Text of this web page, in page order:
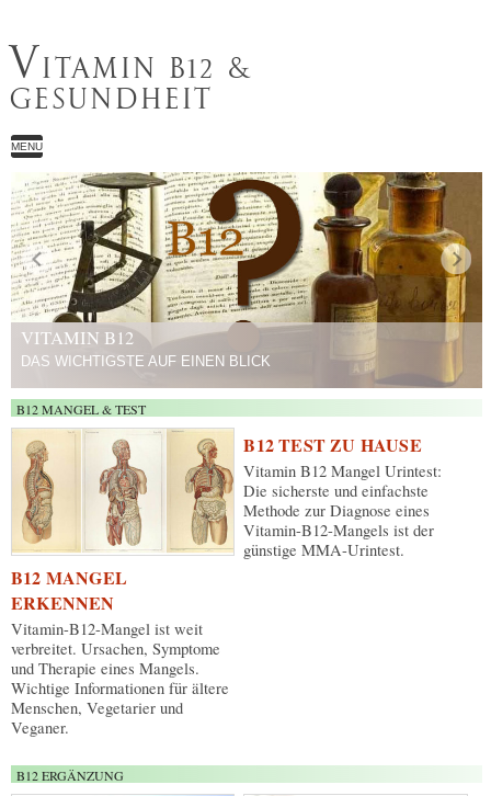
VITAMIN B12 &
GESUNDHEIT
MENU
VITAMIN B12
DAS WICHTIGSTE AUF EINEN BLICK
B12 MANGEL & TEST
B12 MANGEL
ERKENNEN
Vitamin-B12-Mangel ist weit
verbreitet. Ursachen, Symptome
und Therapie eines Mangels.
Wichtige Informationen für ältere
Menschen, Vegetarier und
Veganer.
B12 TEST ZU HAUSE
Vitamin B12 Mangel Urintest:
Die sicherste und einfachste
Methode zur Diagnose eines
Vitamin-B12-Mangels ist der
günstige MMA-Urintest.
B12 ERGÄNZUNG